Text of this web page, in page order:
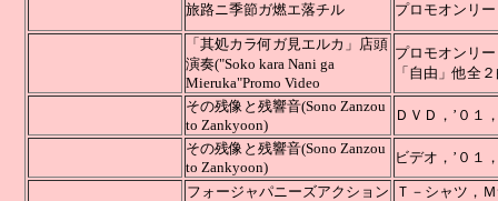
旅路ニ季節ガ燃エ落チル プロモオンリ
「其処カラ何ガ見エルカ」店頭
演奏("Soko kara Nani ga
Mieruka"Promo Video
プロモオンリ
「自由」他全
その残像と残響音(Sono Zanzou
to Zankyoon)
ＤＶＤ，’０１
その残像と残響音(Sono Zanzou
to Zankyoon)
ビデオ，’０１
フォージャパニーズアクション
Ｔ－シャツ，